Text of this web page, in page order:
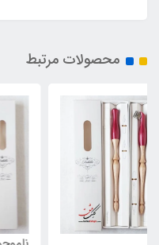
محصولات مرتبط